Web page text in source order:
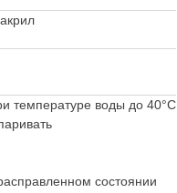
температуре воды до 40°C
состоянии